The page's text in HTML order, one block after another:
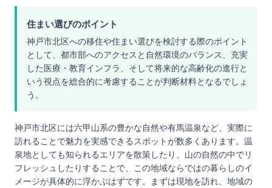
住まい選びのポイント
神戸市北区への移住や住まい選びを検討する際のポイント
として、都市部へのアクセスと自然環境のバランス、充実
した医療・教育インフラ、そして将来的な高齢化の進行と
いう視点を総合的に考慮することが判断材料となるでしょ
う。
神戸市北区には六甲山系の豊かな自然や有馬温泉など、実際に
訪れることで魅力を実感できるスポットが数多くあります。温
泉地としても知られるエリアを散策したり、山の自然の中でリ
フレッシュしたりすることで、この地域ならではの暮らしのイ
メージが具体的に浮かぶはずです。まずは現地を訪れ、地域の